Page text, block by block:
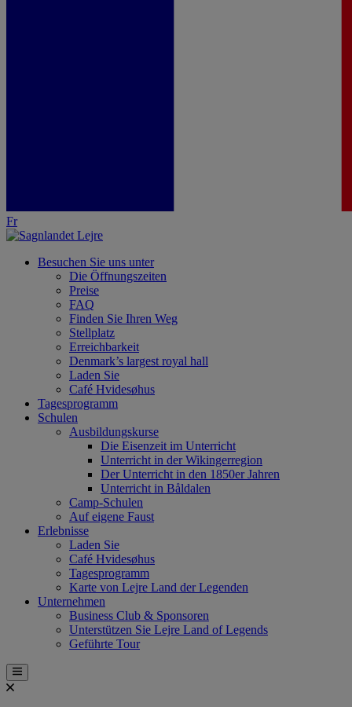
Fr
Besuchen Sie uns unter
Die Öffnungszeiten
Preise
FAQ
Finden Sie Ihren Weg
Stellplatz
Erreichbarkeit
Denmark’s largest royal hall
Laden Sie
Café Hvidesøhus
Tagesprogramm
Schulen
Ausbildungskurse
Die Eisenzeit im Unterricht
Unterricht in der Wikingerregion
Der Unterricht in den 1850er Jahren
Unterricht in Båldalen
Camp-Schulen
Auf eigene Faust
Erlebnisse
Laden Sie
Café Hvidesøhus
Tagesprogramm
Karte von Lejre Land der Legenden
Unternehmen
Business Club & Sponsoren
Unterstützen Sie Lejre Land of Legends
Geführte Tour